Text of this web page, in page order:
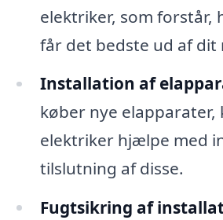
elektriker, som forstår,
får det bedste ud af dit
Installation af
køber nye elapparater,
elektriker hjælpe med
tilslutning af disse.
Fugtsikring af